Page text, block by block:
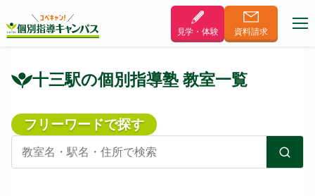
見学・体験 資料請求
十三駅の個別指導塾 教室一覧
フリーワードで探す